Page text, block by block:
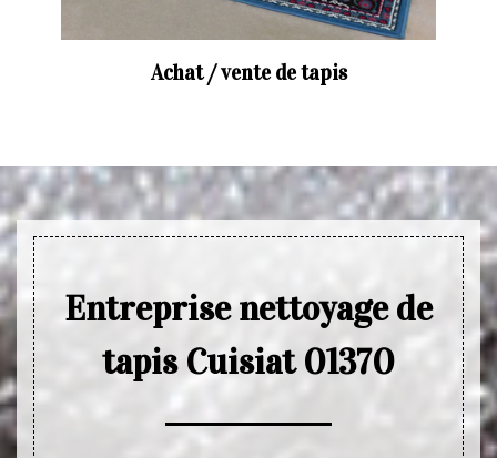
Achat / vente de tapis
Entreprise nettoyage de
tapis Cuisiat 01370